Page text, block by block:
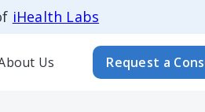
iHealth Labs
Us Request a